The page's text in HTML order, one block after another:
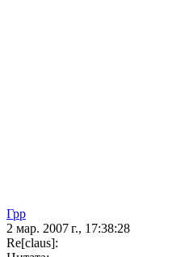
Грр
2 мар. 2007 г., 17:38:28
Re[claus]: